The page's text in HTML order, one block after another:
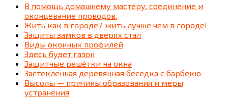
В помощь домашнему мастеру. соединение и
оконцевание проводов.
Жить как в городе? жить лучше чем в городе!
Защиты замков в дверях стал
Виды оконных профилей
Здесь будет газон
Защитные решётки на окна
Застекленная деревянная беседка c барбекю
Высолы — причины образования и меры
устранения